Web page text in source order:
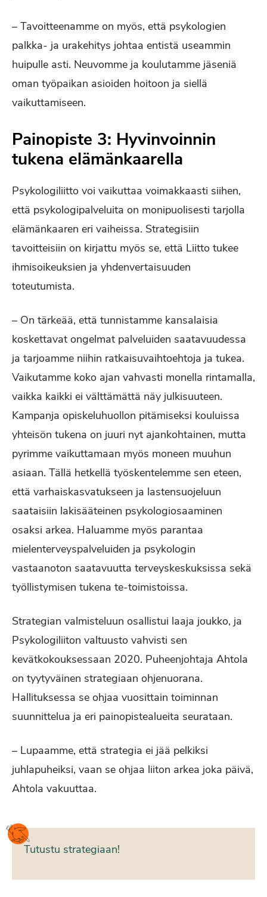
– Tavoitteenamme on myös, että psykologien
palkka- ja urakehitys johtaa entistä useammin
huipulle asti. Neuvomme ja koulutamme jäseniä
oman työpaikan asioiden hoitoon ja siellä
vaikuttamiseen.
Painopiste 3: Hyvinvoinnin
tukena elämänkaarella
Psykologiliitto voi vaikuttaa voimakkaasti siihen,
että psykologipalveluita on monipuolisesti tarjolla
elämänkaaren eri vaiheissa. Strategisiin
tavoitteisiin on kirjattu myös se, että Liitto tukee
ihmisoikeuksien ja yhdenvertaisuuden
toteutumista.
– On tärkeää, että tunnistamme kansalaisia
koskettavat ongelmat palveluiden saatavuudessa
ja tarjoamme niihin ratkaisuvaihtoehtoja ja tukea.
Vaikutamme koko ajan vahvasti monella rintamalla,
vaikka kaikki ei välttämättä näy julkisuuteen.
Kampanja opiskeluhuollon pitämiseksi kouluissa
yhteisön tukena on juuri nyt ajankohtainen, mutta
pyrimme vaikuttamaan myös moneen muuhun
asiaan. Tällä hetkellä työskentelemme sen eteen,
että varhaiskasvatukseen ja lastensuojeluun
saataisiin lakisääteinen psykologiosaaminen
osaksi arkea. Haluamme myös parantaa
mielenterveyspalveluiden ja psykologin
vastaanoton saatavuutta terveyskeskuksissa sekä
työllistymisen tukena te-toimistoissa.
Strategian valmisteluun osallistui laaja joukko, ja
Psykologiliiton valtuusto vahvisti sen
kevätkokouksessaan 2020. Puheenjohtaja Ahtola
on tyytyväinen strategiaan ohjenuorana.
Hallituksessa se ohjaa vuosittain toiminnan
suunnittelua ja eri painopistealueita seurataan.
– Lupaamme, että strategia ei jää pelkiksi
juhlapuheiksi, vaan se ohjaa liiton arkea joka päivä,
Ahtola vakuuttaa.
Tutustu strategiaan!